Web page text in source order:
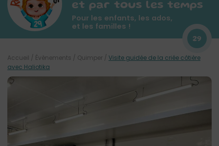
et par tous les temps
Pour les enfants, les ados,
et les familles !
29
Accueil / Évènements / Quimper / Visite guidée de la criée côtière
avec Haliotika